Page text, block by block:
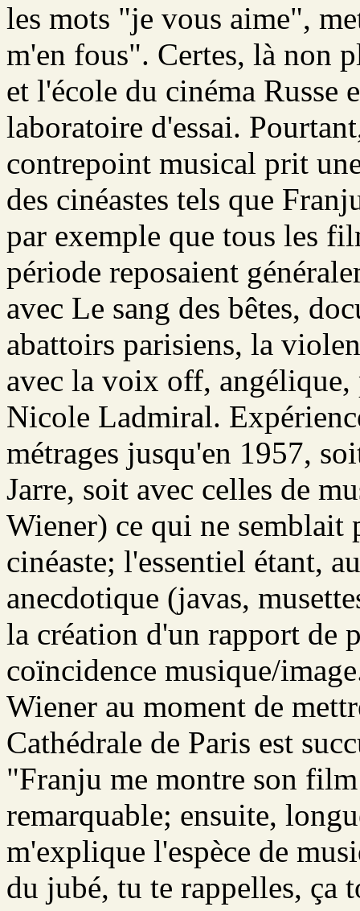
les mots "je vous aime",
m'en fous". Certes, là non
et l'école du cinéma Russe
laboratoire d'essai.
contrepoint musical prit
des cinéastes tels que
par exemple que tous les
période reposaient
avec Le sang des bêtes,
abattoirs parisiens, la
avec la voix off, angélique,
Nicole Ladmiral.
métrages jusqu'en 1957,
Jarre, soit avec celles de
Wiener) ce qui ne semblait
cinéaste; l'essentiel étant,
anecdotique (javas,
la création d'un rapport de
coïncidence musique/
Wiener au moment de
Cathédrale de Paris est
"Franju me montre son
remarquable; ensuite,
m'explique l'espèce de
du jubé, tu te rappelles, ça